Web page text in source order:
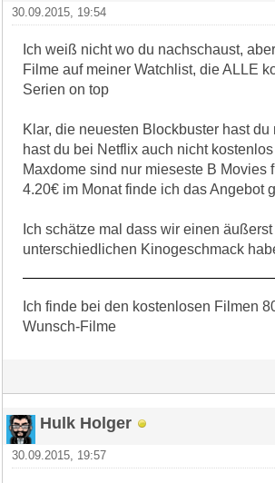
30.09.2015, 19:54
Ich weiß nicht wo du nachschaust,
Filme auf meiner Watchlist, die ALLE
Serien on top
Klar, die neuesten Blockbuster hast du
hast du bei Netflix auch nicht
Maxdome sind nur mieseste B Movies
4.20€ im Monat finde ich das Angebot
Ich schätze mal dass wir einen äußerst
unterschiedlichen Kinogeschmack
Ich finde bei den kostenlosen Filmen
Wunsch-Filme
Hulk Holger
30.09.2015, 19:57